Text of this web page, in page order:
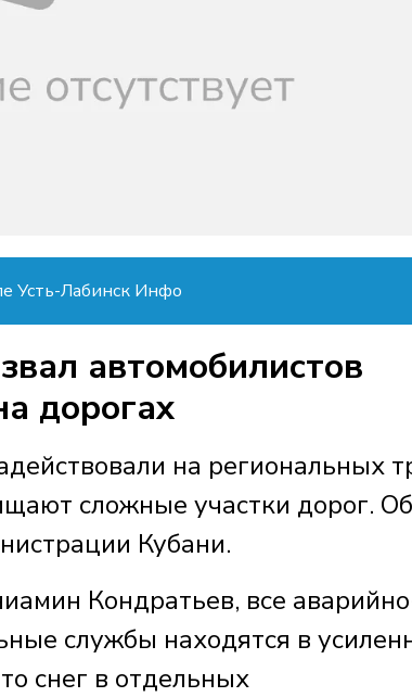
Усть-Лабинск Инфо
автомобилистов
дорогах
на региональных
сложные участки дорог. Об
Кубани.
Кондратьев, все
службы находятся в
снег в отдельных